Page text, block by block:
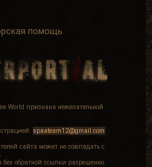
помощь
World признана нежелательной
spaateam12@gmail.com
сайта может не совпадать с
обратной ссылки разрешенно.